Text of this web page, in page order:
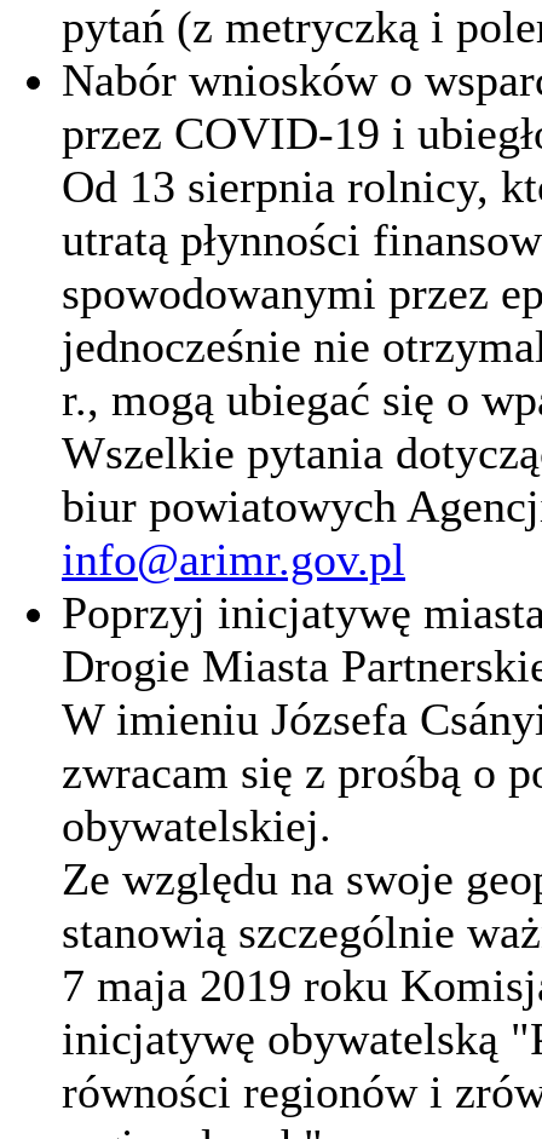
pytań (z metryczką i
Nabór wniosków o
przez COVID-19 i
Od 13 sierpnia rolnicy,
utratą płynności
spowodowanymi przez
jednocześnie nie
r., mogą ubiegać się o
Wszelkie pytania
biur powiatowych
info@arimr.gov.pl
Poprzyj inicjatywę
Drogie Miasta
W imieniu Józsefa
zwracam się z prośbą o
obywatelskiej.
Ze względu na swoje
stanowią szczególnie
7 maja 2019 roku
inicjatywę obywatelską
równości regionów i